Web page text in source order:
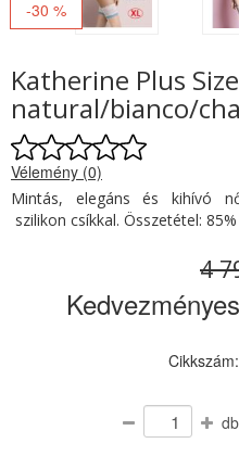
-30 %
Katherine Plus
natural/bianco/
Vélemény (0)
Mintás, elegáns és kihívó
szilikon csíkkal. Összetétel:
4
db